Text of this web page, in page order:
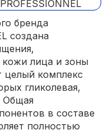
бренда
создана
кожи лица и зоны
целый комплекс
гликолевая,
Общая
в составе
полностью